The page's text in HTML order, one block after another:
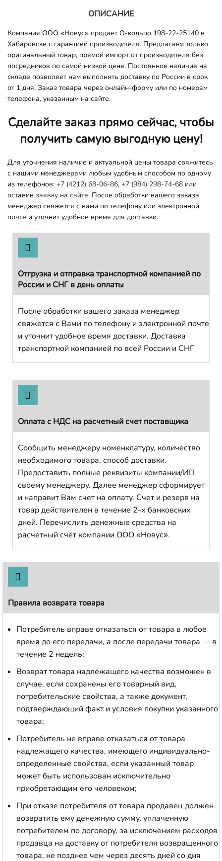
ОПИСАНИЕ
Компания ООО «Новус» продает О-кольцо 198-22-25140 в
Хабаровске с гарантией производителя. Предлагаем только
оригинальный товар, прямой импорт от производителя без
посредников по самой низкой цене. Постоянное наличие на
складе позволяет нам выполнять доставку по России в срок
от 1 дня. Заказ товара через онлайн-форму или по номерам
телефона, указанным на сайте.
Сделайте заказ прямо сейчас, чтобы
получить самую выгодную цену!
Для уточнения наличие и актуальной цены товара свяжитесь
с нашими менеджерами любым удобным способом по одному
из телефонов: +7 (4212) 68-06-86, +7 (984) 298-74-68 или
оставив заявку на сайте. После обработки вашего заказа
менеджер свяжется с вами по телефону или электронной
почте и уточнит удобное время для доставки.
Отгрузка и отправка транспортной компанией по
России и СНГ в день оплаты
После обработки вашего заказа менеджер
свяжется с Вами по телефону и электронной почте
и уточнит удобное время доставки. Доставка
транспортной компанией по всей России и СНГ
Оплата с НДС на расчетный счет поставщика
Сообщить менеджеру номенклатуру, количество
необходимого товара, способ доставки.
Предоставить полные реквизиты компании/ИП
своему менеджеру. Далее менеджер сформирует
и направит Вам счет на оплату. Счет и резерв на
товар действителен в течение 2-х банковских
дней. Перечислить денежные средства на
расчетный счёт компании ООО «Новус».
Правила возврата товара
Потребитель вправе отказаться от товара в любое
время до его передачи, а после передачи товара — в
течение 2 недель;
Возврат товара надлежащего качества возможен в
случае, если сохранены его товарный вид,
потребительские свойства, а также документ,
подтверждающий факт и условия покупки указанного
товара;
Потребитель не вправе отказаться от товара
надлежащего качества, имеющего индивидуально-
определенные свойства, если указанный товар
может быть использован исключительно
приобретающим его человеком;
При отказе потребителя от товара продавец должен
возвратить ему денежную сумму, уплаченную
потребителем по договору, за исключением расходов
продавца на доставку от потребителя возвращенного
товара, не позднее чем через десять дней со дня